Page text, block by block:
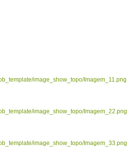
image_show_topo/Imagem_11.png
image_show_topo/Imagem_22.png
image_show_topo/Imagem_33.png